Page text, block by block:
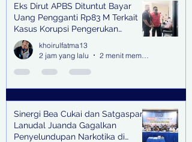
Recent Posts
Eks Dirut APBS Dituntut Bayar
Uang Pengganti Rp83 M Terkait
Kasus Korupsi Pengerukan
Tanjung Perak
khoirulfatma13
2 jam yang lalu
Sinergi Bea Cukai dan Satgaspam
Lanudal Juanda Gagalkan
Penyelundupan Narkotika di